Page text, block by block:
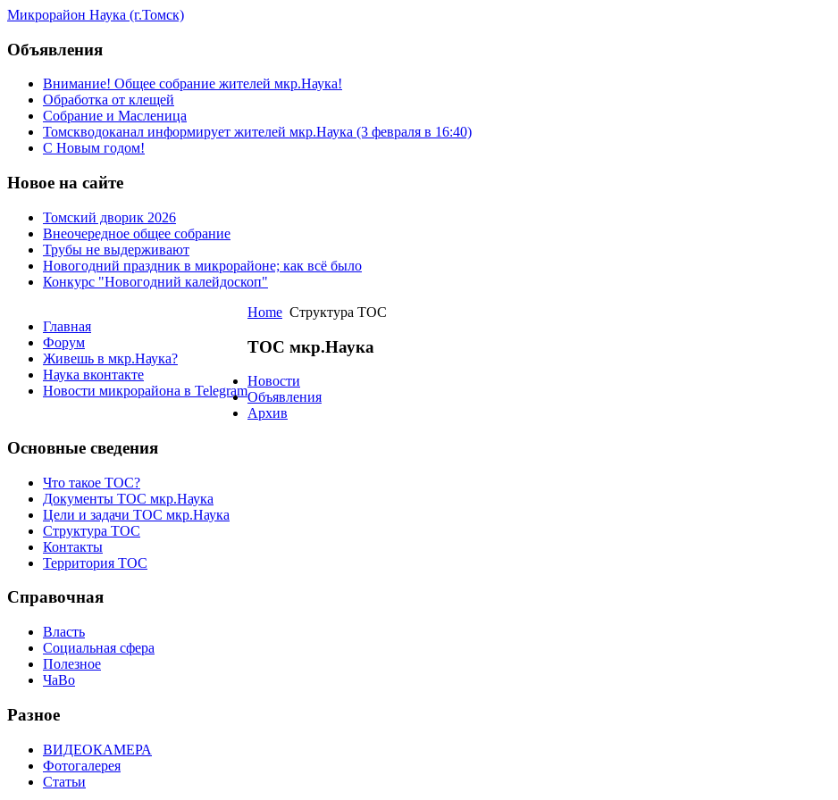
Микрорайон Наука (г.Томск)
Объявления
Внимание! Общее собрание жителей мкр.Наука!
Обработка от клещей
Собрание и Масленица
Томскводоканал информирует жителей мкр.Наука (3 февраля в 16:40)
С Новым годом!
Новое на сайте
Томский дворик 2026
Внеочередное общее собрание
Трубы не выдерживают
Новогодний праздник в микрорайоне; как всё было
Конкурс "Новогодний калейдоскоп"
Главная
Форум
Живешь в мкр.Наука?
Наука вконтакте
Новости микрорайона в Telegram
Home Структура ТОС
ТОС мкр.Наука
Новости
Объявления
Архив
Основные сведения
Что такое ТОС?
Документы ТОС мкр.Наука
Цели и задачи ТОС мкр.Наука
Структура ТОС
Контакты
Территория ТОС
Справочная
Власть
Социальная сфера
Полезное
ЧаВо
Разное
ВИДЕОКАМЕРА
Фотогалерея
Статьи